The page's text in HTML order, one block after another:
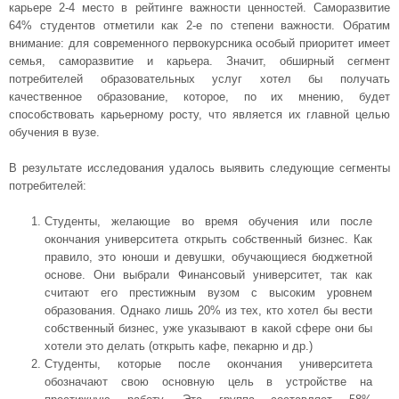
карьере 2-4 место в рейтинге важности ценностей. Саморазвитие
64% студентов отметили как 2-е по степени важности. Обратим
внимание: для современного первокурсника особый приоритет имеет
семья, саморазвитие и карьера. Значит, обширный сегмент
потребителей образовательных услуг хотел бы получать
качественное образование, которое, по их мнению, будет
способствовать карьерному росту, что является их главной целью
обучения в вузе.
В результате исследования удалось выявить следующие сегменты
потребителей:
Студенты, желающие во время обучения или после
окончания университета открыть собственный бизнес. Как
правило, это юноши и девушки, обучающиеся бюджетной
основе. Они выбрали Финансовый университет, так как
считают его престижным вузом с высоким уровнем
образования. Однако лишь 20% из тех, кто хотел бы вести
собственный бизнес, уже указывают в какой сфере они бы
хотели это делать (открыть кафе, пекарню и др.)
Студенты, которые после окончания университета
обозначают свою основную цель в устройстве на